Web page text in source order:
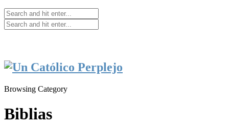
Browsing Category
Biblias